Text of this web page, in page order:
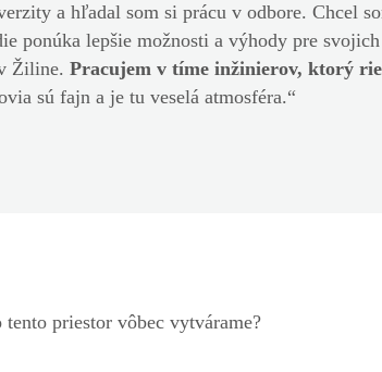
a hľadal som si prácu v odbore. Chcel
lepšie možnosti a výhody pre svojich
Žiline. Pracujem v tíme inžinierov, ktorý
sú fajn a je tu veselá atmosféra.“
tento priestor vôbec vytvárame?